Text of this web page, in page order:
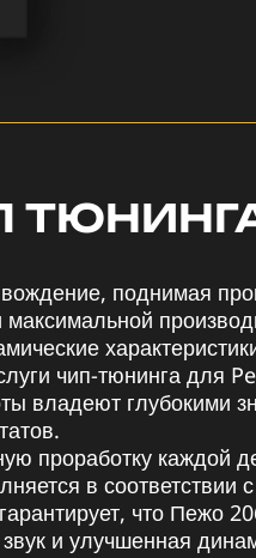
поднимая
чип-тюнинга для
владеют глубокими
проработку каждой
в
что Пежо
и улучшенная